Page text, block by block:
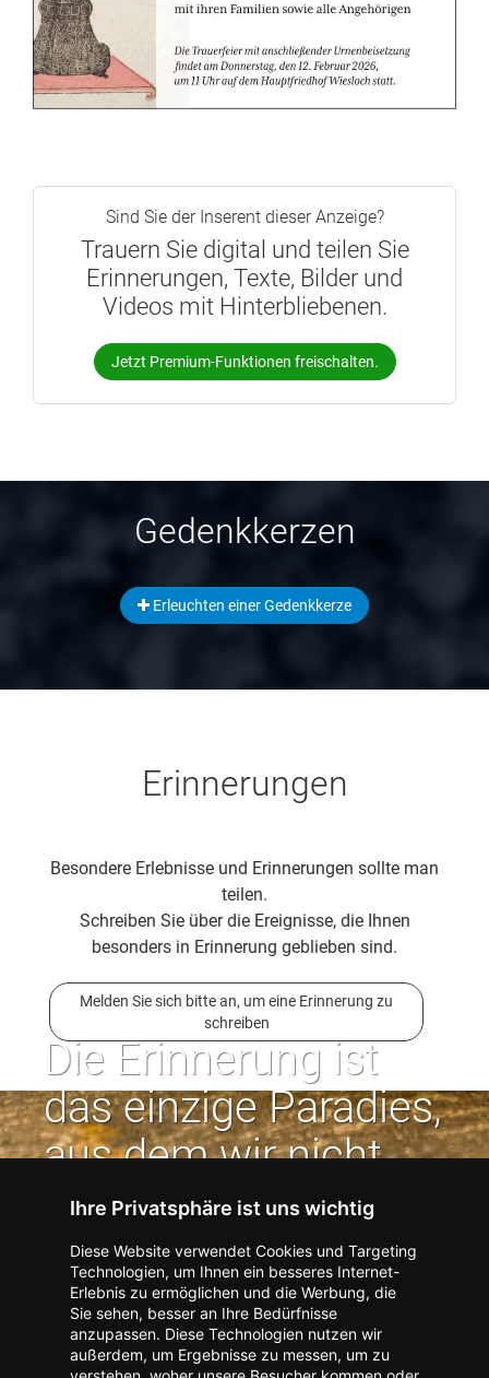
Ihre Privatsphäre ist uns wichtig
Diese Website verwendet Cookies und Targeting
Technologien, um Ihnen ein besseres Internet-
Erlebnis zu ermöglichen und die Werbung, die
Sie sehen, besser an Ihre Bedürfnisse
anzupassen. Diese Technologien nutzen wir
außerdem, um Ergebnisse zu messen, um zu
Sind Sie der Inserent dieser Anzeige?
Trauern Sie digital und teilen Sie
Erinnerungen, Texte, Bilder und
Videos mit Hinterbliebenen.
Jetzt Premium-Funktionen freischalten.
Gedenkkerzen
Erleuchten einer Gedenkkerze
Erinnerungen
Besondere Erlebnisse und Erinnerungen sollte man
teilen.
Schreiben Sie über die Ereignisse, die Ihnen
besonders in Erinnerung geblieben sind.
Melden Sie sich bitte an, um eine Erinnerung zu
schreiben
Die Erinnerung ist
das einzige Paradies,
aus dem wir nicht
vertrieben werden
können. | Jean Paul
Kontakt zum Verlag aufnehmen Missbrauch melden
Impressum Datenschutz
Barrierefreiheit
Barriere melden
Accessibility-Modus aktivieren